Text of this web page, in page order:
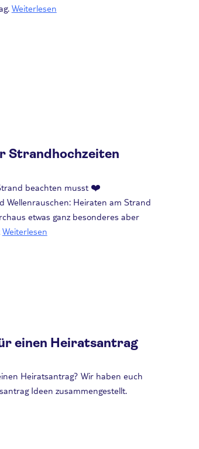
Weiterlesen
Strandhochzeiten
beachten musst ❤️
Wellenrauschen: Heiraten am Strand
etwas ganz besonderes aber
Weiterlesen
einen Heiratsantrag
Heiratsantrag? Wir haben euch
Ideen zusammengestellt.